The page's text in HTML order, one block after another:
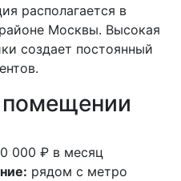
располагается в
Москвы. Высокая
создает постоянный
000 ₽ в месяц
рядом с метро